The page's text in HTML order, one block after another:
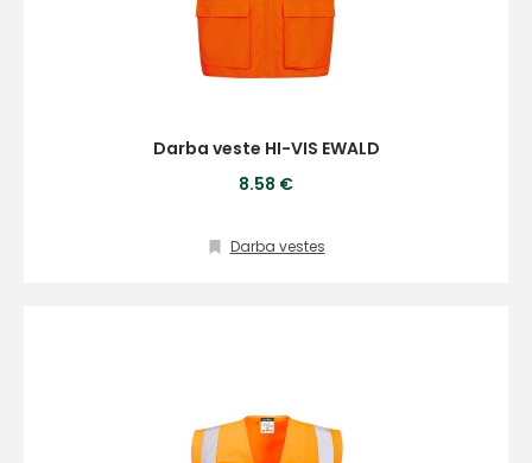
Darba veste HI-VIS EWALD
8.58 €
Darba vestes